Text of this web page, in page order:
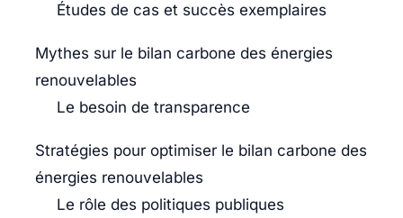
Études de cas et succès exemplaires
Mythes sur le bilan carbone des énergies
renouvelables
Le besoin de transparence
Stratégies pour optimiser le bilan carbone des
énergies renouvelables
Le rôle des politiques publiques